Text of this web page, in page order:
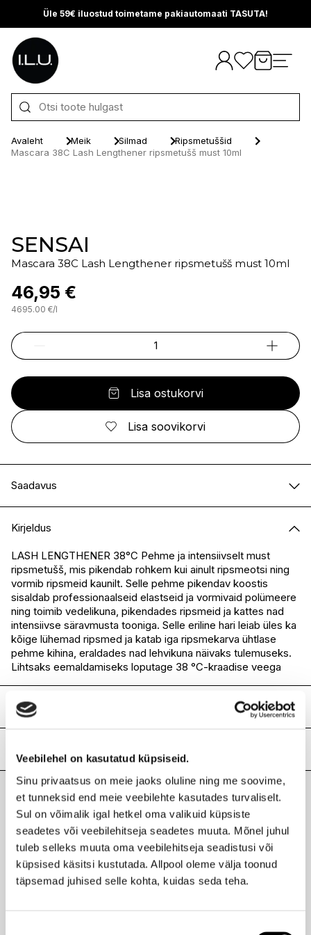
Veebilehel on kasutatud küpsiseid.
Sinu privaatsus on meie jaoks oluline ning me soovime,
et tunneksid end meie veebilehte kasutades turvaliselt.
Sul on võimalik igal hetkel oma valikuid küpsiste
seadetes või veebilehitseja seadetes muuta. Mõnel juhul
tuleb selleks muuta oma veebilehitseja seadistusi või
küpsised käsitsi kustutada. Allpool oleme välja toonud
täpsemad juhised selle kohta, kuidas seda teha.
Üle 59€ iluostud toimetame pakiautomaati TASUTA!
Otse sisu juurde
Avaleht Meik Silmad
Ripsmetuššid
Mascara 38C Lash Lengthener ripsmetušš must 10ml
SENSAI
Mascara 38C Lash Lengthener ripsmetušš must 10ml
46,95 €
4695.00 €/l
Lisa ostukorvi
Lisa soovikorvi
Saadavus
I.L.U. Kristiine
I.L.U. Ülemiste
Saadaval
I.L.U. Rocca
Saadaval
I.L.U. Lõunakeskus
Ei ole saadaval
I.L.U. Pärnu
Ei ole saadaval
Kirjeldus
LASH LENGTHENER 38°C Pehme ja intensiivselt must
ripsmetušš, mis pikendab rohkem kui ainult ripsmeotsi ning
vormib ripsmeid kaunilt. Selle pehme pikendav koostis
sisaldab professionaalseid elastseid ja vormivaid polümeere
ning toimib vedelikuna, pikendades ripsmeid ja kattes nad
intensiivse säravmusta tooniga. Selle eriline hari leiab üles ka
kõige lühemad ripsmed ja katab iga ripsmekarva ühtlase
pehme kihina, eraldades nad lehvikuna näivaks tulemuseks.
Lihtsaks eemaldamiseks loputage 38 °C-kraadise veega
Koostis
Cera Alba, Copernicia
Cerifera Cera, Stearic
Acid, Butylene Glycol,
Acrylates/VA Copolymer,
Cetearyl Alcohol,
Hydroxyethy/Urea,
Triethanolamine, Cera
Microcristallina,
Dipropylene Glycol,
Polysorbate 60, Polyvinyl
Kaubamärk
SENSAI
Laokood
H0191183
Ribakood
4973167034163
Viimati vaadatud tooted